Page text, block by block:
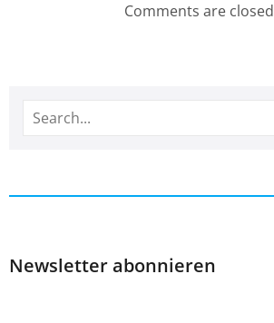
Comments are closed
Newsletter abonnieren